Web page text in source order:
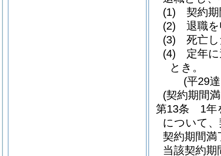
(1)
契約
(2)
退職
(3)
死亡
(4)
定年
とき。
(平29
(契約期間
第13条
1年
について
契約期間
当該契約